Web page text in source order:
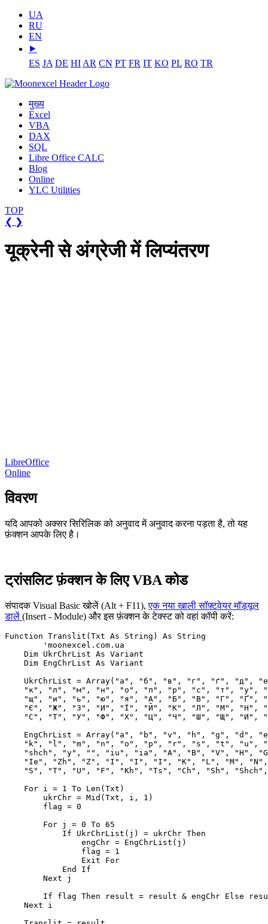
UA
RU
EN
⯈
ES JA DE HI AR CN PT FR IT KO PL RO TR
मुख्य
Excel
VBA
DAX
SQL
Libre Office CALC
Blog
Online
YLC Utilities
TOP
❮ ❯
यूक्रेनी से अंग्रेजी में लिप्यंतरण
LibreOffice
Online
विवरण
यदि आपको अक्सर सिरिलिक को अनुवाद में अनुवाद करना पड़ता है, तो यह
फ़ंक्शन आपके लिए है।
ट्रांसलिट फ़ंक्शन के लिए VBA कोड
संपादक Visual Basic खोलें (Alt + F11),एक नया खाली सॉफ़्टवेयर मॉड्यूल
डालें (Insert - Module) और इस फ़ंक्शन के टेक्स्ट को वहां कॉपी करें:
Function Translit(Txt As String) As String
    Dim UkrChrList As Variant
    Dim EngChrList As Variant
UkrChrList = Array("а", "б", "в", "г", "ґ", "д",
"к", "л", "м", "н", "о", "п", "р", "с", "т", "у",
"щ", "и", "ь", "ю", "я", "А", "Б", "В", "Г", "Ґ",
"Є", "Ж", "З", "И", "Ї", "Й", "К", "Л", "М", "Н",
"С", "Т", "У", "Ф", "Х", "Ц", "Ч", "Ш", "Щ", "И",
EngChrList = Array("a", "b", "v", "h", "g", "d",
"k", "l", "m", "n", "o", "p", "r", "s", "t", "u",
"shch", "y", "", "iu", "ia", "A", "B", "V", "H",
"Ie", "Zh", "Z", "I", "I", "I", "K", "L", "M",
"S", "T", "U", "F", "Kh", "Ts", "Ch", "Sh",
    For i = 1 To Len(Txt)
        ukrChr = Mid(Txt, i, 1)
        flag = 0
        For j = 0 To 65
            If UkrChrList(j) = ukrChr Then
                engChr = EngChrList(j)
                flag = 1
                Exit For
            End If
        Next j
If flag Then result = result & engChr Else
    Next i